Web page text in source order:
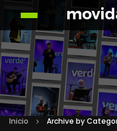
Inicio Archive by